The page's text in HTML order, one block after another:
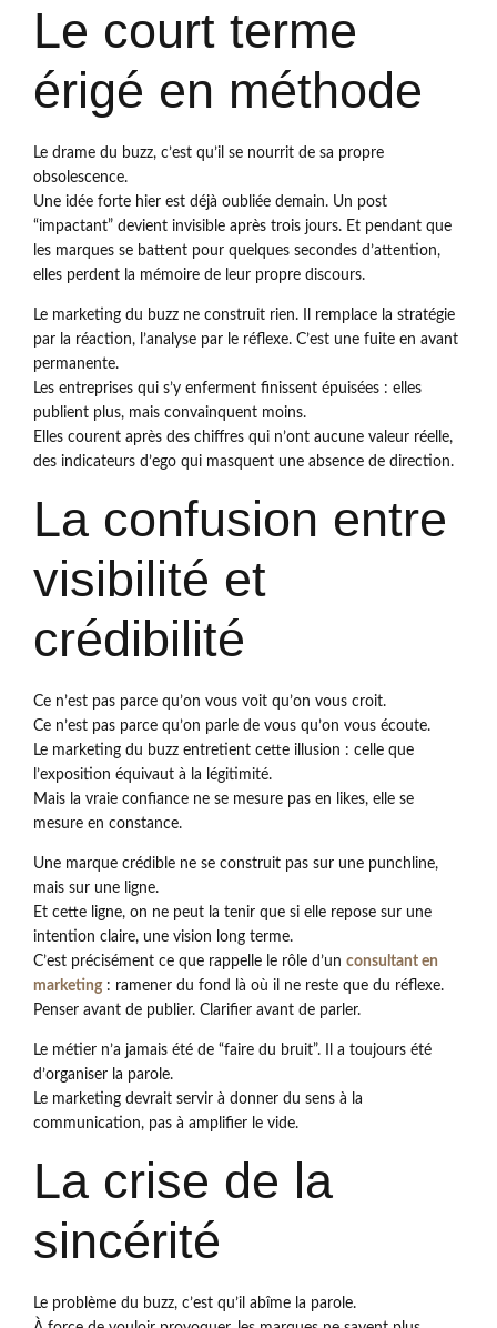
Le court terme
érigé en méthode
Le drame du buzz, c’est qu’il se nourrit de sa propre
obsolescence.
Une idée forte hier est déjà oubliée demain. Un post
“impactant” devient invisible après trois jours. Et pendant que
les marques se battent pour quelques secondes d’attention,
elles perdent la mémoire de leur propre discours.
Le marketing du buzz ne construit rien. Il remplace la stratégie
par la réaction, l’analyse par le réflexe. C’est une fuite en avant
permanente.
Les entreprises qui s’y enferment finissent épuisées : elles
publient plus, mais convainquent moins.
Elles courent après des chiffres qui n’ont aucune valeur réelle,
des indicateurs d’ego qui masquent une absence de direction.
La confusion entre
visibilité et
crédibilité
Ce n’est pas parce qu’on vous voit qu’on vous croit.
Ce n’est pas parce qu’on parle de vous qu’on vous écoute.
Le marketing du buzz entretient cette illusion : celle que
l’exposition équivaut à la légitimité.
Mais la vraie confiance ne se mesure pas en likes, elle se
mesure en constance.
Une marque crédible ne se construit pas sur une punchline,
mais sur une ligne.
Et cette ligne, on ne peut la tenir que si elle repose sur une
intention claire, une vision long terme.
C’est précisément ce que rappelle le rôle d’un consultant en
marketing: ramener du fond là où il ne reste que du réflexe.
Penser avant de publier. Clarifier avant de parler.
Le métier n’a jamais été de “faire du bruit”. Il a toujours été
d’organiser la parole.
Le marketing devrait servir à donner du sens à la
communication, pas à amplifier le vide.
La crise de la
sincérité
Le problème du buzz, c’est qu’il abîme la parole.